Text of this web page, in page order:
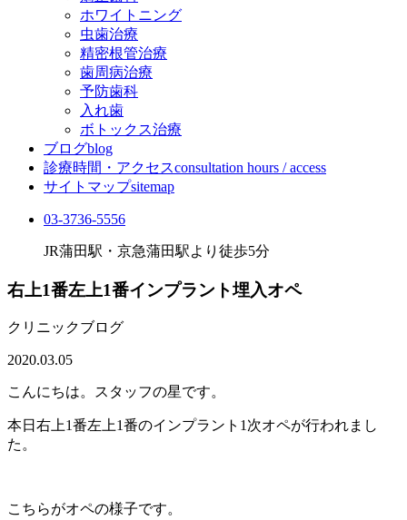
ホワイトニング
虫歯治療
精密根管治療
歯周病治療
予防歯科
入れ歯
ボトックス治療
ブログblog
診療時間・アクセスconsultation hours / access
サイトマップsitemap
03-3736-5556
JR蒲田駅・京急蒲田駅より徒歩5分
右上1番左上1番インプラント埋入オペ
クリニックブログ
2020.03.05
こんにちは。スタッフの星です。
本日右上1番左上1番のインプラント1次オペが行われまし
た。
こちらがオペの様子です。